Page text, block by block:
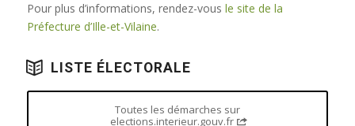
Pour plus d’informations, rendez-vous le site de la
Préfecture d’Ille-et-Vilaine.
LISTE ÉLECTORALE
Toutes les démarches sur
elections.interieur.gouv.fr